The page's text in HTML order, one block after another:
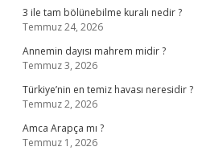
3 ile tam bölünebilme kuralı nedir ?
Temmuz 24, 2026
Annemin dayısı mahrem midir ?
Temmuz 3, 2026
Türkiye’nin en temiz havası neresidir ?
Temmuz 2, 2026
Amca Arapça mı ?
Temmuz 1, 2026